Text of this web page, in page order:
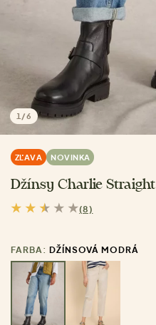
1 /6
ZĽAVA NOVINKA
Džínsy Charlie Straight
(8)
FARBA: DŽÍNSOVÁ MODRÁ